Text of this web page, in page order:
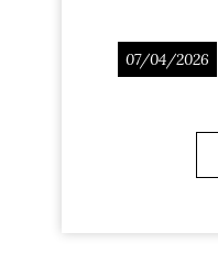
07/04/2026